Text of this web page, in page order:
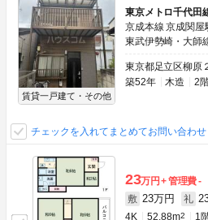
賃貸一戸建て・その他
東京メトロ千代田
京成本線 京成関屋
東武伊勢崎・大師
東京都足立区柳原
築52年
木造 2
チェックを入れてまとめてお問い合わせ
23万円 管理費-
敷 23万円 礼
4K 52.88m2 1